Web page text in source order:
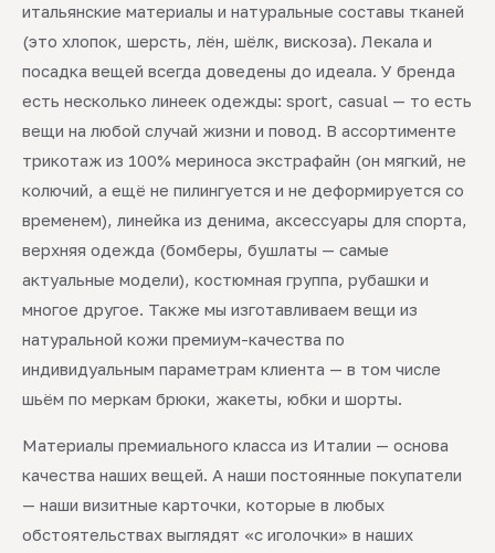
итальянские материалы и натуральные составы тканей
(это хлопок, шерсть, лён, шёлк, вискоза). Лекала и
посадка вещей всегда доведены до идеала. У бренда
есть несколько линеек одежды: sport, casual — то есть
вещи на любой случай жизни и повод. В ассортименте
трикотаж из 100% мериноса экстрафайн (он мягкий, не
колючий, а ещё не пилингуется и не деформируется со
временем), линейка из денима, аксессуары для спорта,
верхняя одежда (бомберы, бушлаты — самые
актуальные модели), костюмная группа, рубашки и
многое другое. Также мы изготавливаем вещи из
натуральной кожи премиум-качества по
индивидуальным параметрам клиента — в том числе
шьём по меркам брюки, жакеты, юбки и шорты.
Материалы премиального класса из Италии — основа
качества наших вещей. А наши постоянные покупатели
— наши визитные карточки, которые в любых
обстоятельствах выглядят «с иголочки» в наших